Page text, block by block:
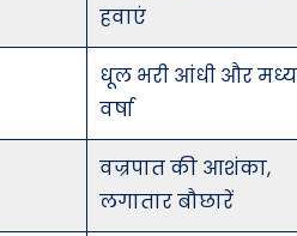
हवाएं
धूल भरी आंधी और
वर्षा
वज्रपात की आशंका,
लगातार बौछारें